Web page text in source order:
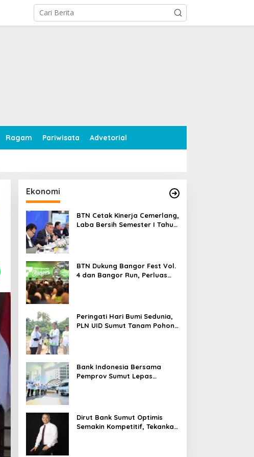
Ragam Pariwisata Advetorial
Ekonomi
BTN Cetak Kinerja Cemerlang,
Laba Bersih Semester I Tahun
BTN Dukung Bangor Fest Vol.
4 dan Bangor Run, Perluas
Peringati Hari Bumi Sedunia,
PLN UID Sumut Tanam Pohon
Bank Indonesia Bersama
Pemprov Sumut Lepas
Dirut Bank Sumut Optimis
Semakin Kompetitif, Tekankan